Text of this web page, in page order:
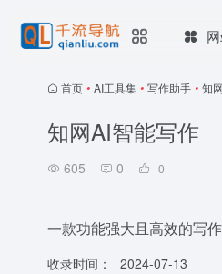
首页 • AI工具集 • 写作助手 • 知
知网AI智能写作
605 0 0
一款功能强大且高效的写
收录时间：
2024-07-13